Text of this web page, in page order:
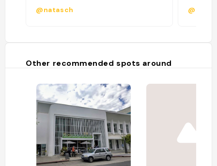
@natasch @
Other recommended spots around